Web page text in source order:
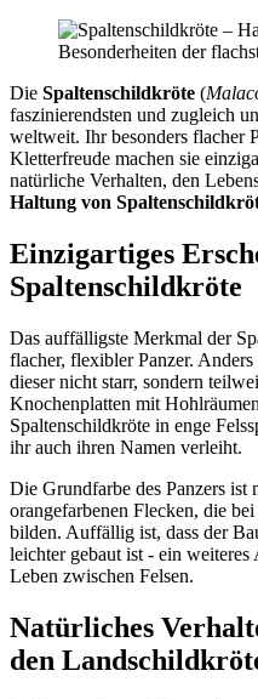
Die Spaltenschildkröte (
faszinierendsten und zugleich
weltweit. Ihr besonders flacher
Kletterfreude machen sie
natürliche Verhalten, den
Haltung von
Einzigartiges
Spaltenschildkröte
Das auffälligste Merkmal der
flacher, flexibler Panzer.
dieser nicht starr, sondern
Knochenplatten mit
Spaltenschildkröte in enge
ihr auch ihren Namen verleiht.
Die Grundfarbe des Panzers ist
orangefarbenen Flecken, die
bilden. Auffällig ist, dass der
leichter gebaut ist - ein
Leben zwischen Felsen.
Natürliches
den